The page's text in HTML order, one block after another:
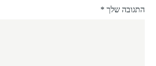
התגובה שלך *